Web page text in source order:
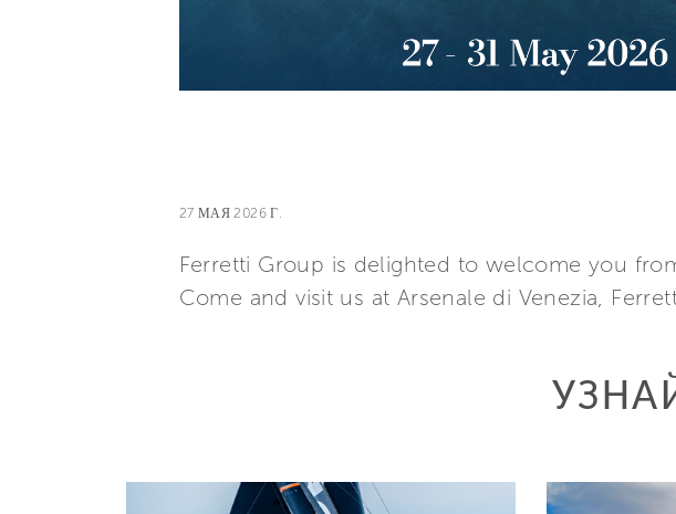
27 МАЯ 2026 Г.
Ferretti Group is delighted to welcome you
Come and visit us at Arsenale di Venezia,